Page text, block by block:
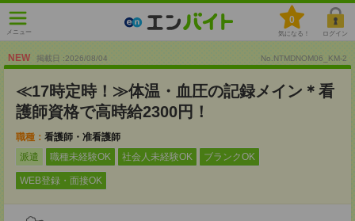
メニュー
0
気になる！ ログイン
NEW 掲載日 :2026/08/04 No.NTMDNOM06_KM-2
≪17時定時！≫体温・血圧の記録メイン＊看
護師資格で高時給2300円！
職種： 看護師・准看護師
派遣
職種未経験OK 社会人未経験OK ブランクOK
WEB登録・面接OK